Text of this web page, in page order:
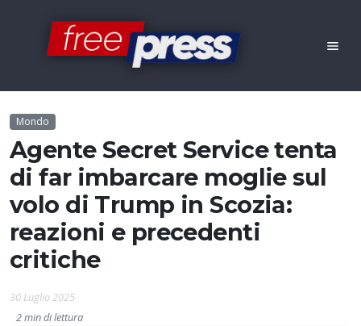
Mondo
Agente Secret Service tenta
di far imbarcare moglie sul
volo di Trump in Scozia:
reazioni e precedenti
critiche
30 Luglio 2025
2 min di lettura